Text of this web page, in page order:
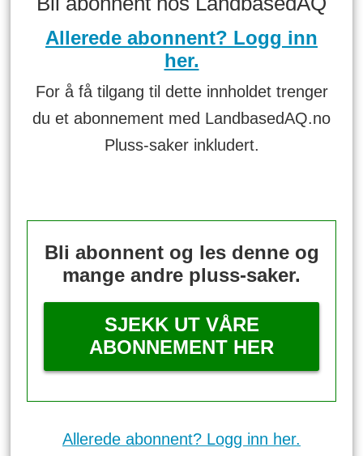
Allerede abonnent? Logg inn
her.
For å få tilgang til dette innholdet trenger
du et abonnement med LandbasedAQ.no
Pluss-saker inkludert.
Bli abonnent og les denne og
mange andre pluss-saker.
SJEKK UT VÅRE
ABONNEMENT HER
Allerede abonnent? Logg inn her.